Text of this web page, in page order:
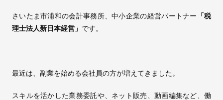
さいたま市浦和の会計事務所、中小企業の経営パートナー
「税
理士法人新日本経営」 です。
最近は、副業を始める会社員の方が増えてきました。
スキルを活かした業務委託や、ネット販売、動画編集など、働